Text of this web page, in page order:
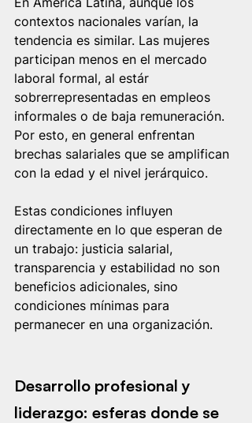
contextos nacionales varían, la
tendencia es similar. Las mujeres
participan menos en el mercado
laboral formal, al estár
sobrerrepresentadas en empleos
informales o de baja remuneración.
Por esto, en general enfrentan
brechas salariales que se amplifican
con la edad y el nivel jerárquico.
Estas condiciones influyen
directamente en lo que esperan de
un trabajo: justicia salarial,
transparencia y estabilidad no son
beneficios adicionales, sino
condiciones mínimas para
permanecer en una organización.
Desarrollo profesional y
liderazgo: esferas donde se